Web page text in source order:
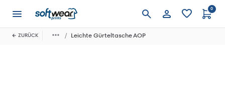
Anmelden
0
ZURÜCK Leichte Gürteltasche AOP